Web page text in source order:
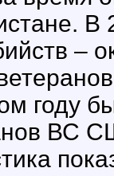
В
–
году
ВС